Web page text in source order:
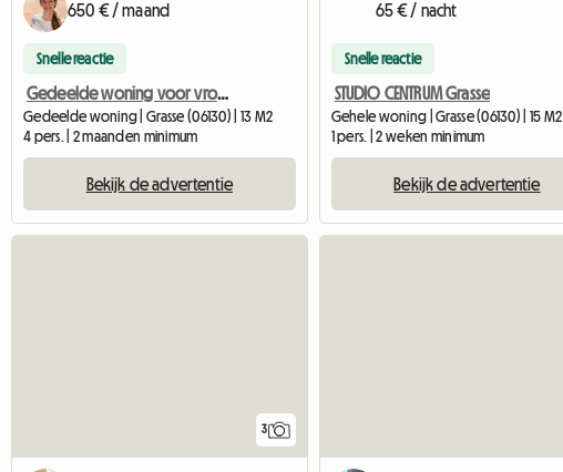
650 € / maand
Snelle reactie
Gedeelde woning voor vrouwen, van alle gemakken voorzien, all-in
Gedeelde woning | Grasse (06130) | 13 M2
4 pers. | 2 maanden minimum
Bekijk de advertentie
65 € / nacht
Snelle reactie
STUDIO CENTRUM Grasse
Gehele woning | Grasse (06130) | 15 M2
1 pers. | 2 weken minimum
Bekijk de advertentie
3